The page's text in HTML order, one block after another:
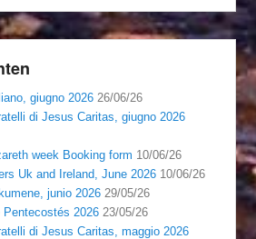
giugno 2026 26/06/26
di Jesus Caritas, giugno 2026
week Booking form 10/06/26
Uk and Ireland, June 2026 10/06/26
junio 2026 29/05/26
Pentecostés 2026 23/05/26
di Jesus Caritas, maggio 2026